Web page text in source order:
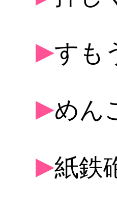
▶すも
▶めん
▶紙鉄